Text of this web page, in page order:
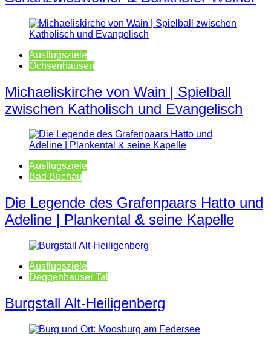
Ausflugsziele
Ochsenhausen
Michaeliskirche von Wain | Spielball
zwischen Katholisch und Evangelisch
Ausflugsziele
Bad Buchau
Die Legende des Grafenpaars Hatto und
Adeline | Plankental & seine Kapelle
Ausflugsziele
Deggenhauser Tal
Burgstall Alt-Heiligenberg